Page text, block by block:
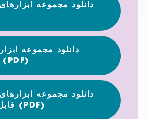
دانلود مجموعه
دانلود مجموعه
اسپانیایی (PDF)
دانلود مجموعه
قابل دسترس (PDF)